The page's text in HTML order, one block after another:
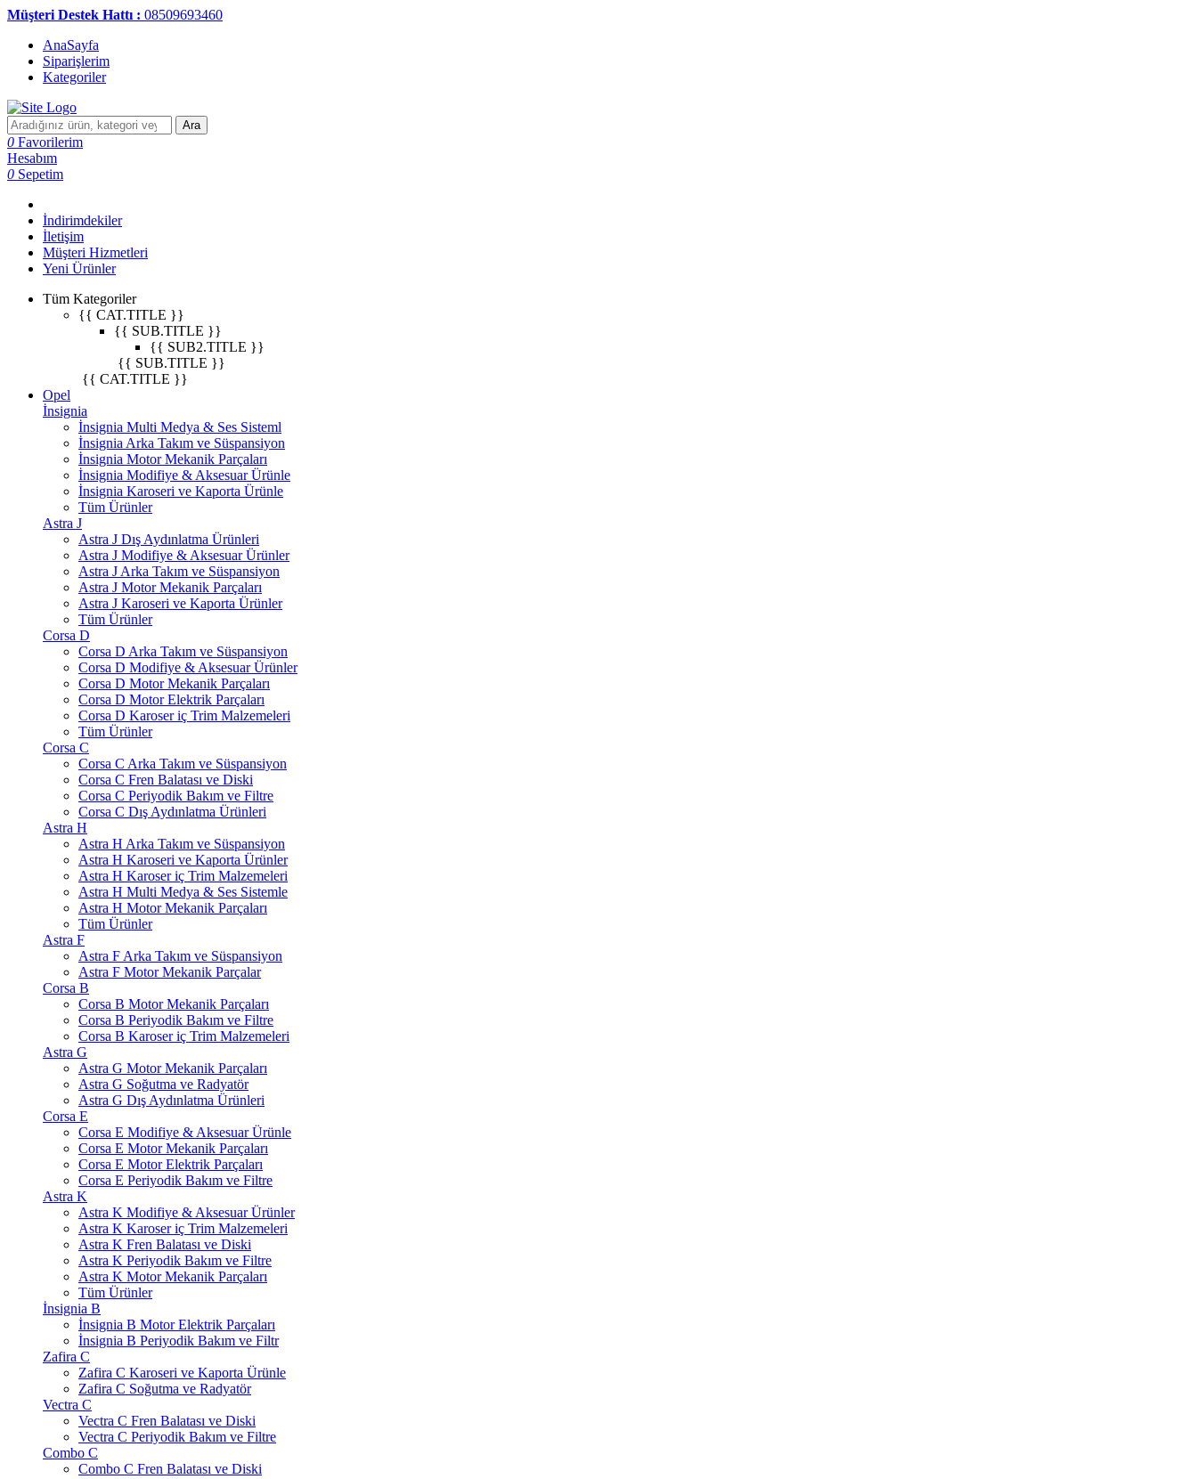
Müşteri Destek Hattı : 08509693460
AnaSayfa
Siparişlerim
Kategoriler
Ara
0 Favorilerim
Hesabım
0 Sepetim
İndirimdekiler
İletişim
Müşteri Hizmetleri
Yeni Ürünler
Tüm Kategoriler
{{ CAT.TITLE }}
{{ SUB.TITLE }}
{{ SUB2.TITLE }}
{{ SUB.TITLE }}
{{ CAT.TITLE }}
Opel
İnsignia
İnsignia Multi Medya & Ses Sisteml
İnsignia Arka Takım ve Süspansiyon
İnsignia Motor Mekanik Parçaları
İnsignia Modifiye & Aksesuar Ürünle
İnsignia Karoseri ve Kaporta Ürünle
Tüm Ürünler
Astra J
Astra J Dış Aydınlatma Ürünleri
Astra J Modifiye & Aksesuar Ürünler
Astra J Arka Takım ve Süspansiyon
Astra J Motor Mekanik Parçaları
Astra J Karoseri ve Kaporta Ürünler
Tüm Ürünler
Corsa D
Corsa D Arka Takım ve Süspansiyon
Corsa D Modifiye & Aksesuar Ürünler
Corsa D Motor Mekanik Parçaları
Corsa D Motor Elektrik Parçaları
Corsa D Karoser iç Trim Malzemeleri
Tüm Ürünler
Corsa C
Corsa C Arka Takım ve Süspansiyon
Corsa C Fren Balatası ve Diski
Corsa C Periyodik Bakım ve Filtre
Corsa C Dış Aydınlatma Ürünleri
Astra H
Astra H Arka Takım ve Süspansiyon
Astra H Karoseri ve Kaporta Ürünler
Astra H Karoser iç Trim Malzemeleri
Astra H Multi Medya & Ses Sistemle
Astra H Motor Mekanik Parçaları
Tüm Ürünler
Astra F
Astra F Arka Takım ve Süspansiyon
Astra F Motor Mekanik Parçalar
Corsa B
Corsa B Motor Mekanik Parçaları
Corsa B Periyodik Bakım ve Filtre
Corsa B Karoser iç Trim Malzemeleri
Astra G
Astra G Motor Mekanik Parçaları
Astra G Soğutma ve Radyatör
Astra G Dış Aydınlatma Ürünleri
Corsa E
Corsa E Modifiye & Aksesuar Ürünle
Corsa E Motor Mekanik Parçaları
Corsa E Motor Elektrik Parçaları
Corsa E Periyodik Bakım ve Filtre
Astra K
Astra K Modifiye & Aksesuar Ürünler
Astra K Karoser iç Trim Malzemeleri
Astra K Fren Balatası ve Diski
Astra K Periyodik Bakım ve Filtre
Astra K Motor Mekanik Parçaları
Tüm Ürünler
İnsignia B
İnsignia B Motor Elektrik Parçaları
İnsignia B Periyodik Bakım ve Filtr
Zafira C
Zafira C Karoseri ve Kaporta Ürünle
Zafira C Soğutma ve Radyatör
Vectra C
Vectra C Fren Balatası ve Diski
Vectra C Periyodik Bakım ve Filtre
Combo C
Combo C Fren Balatası ve Diski